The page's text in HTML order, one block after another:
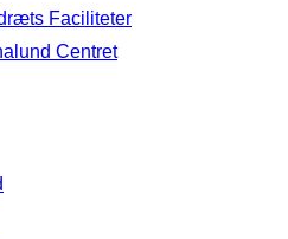
Faciliteter
Centret